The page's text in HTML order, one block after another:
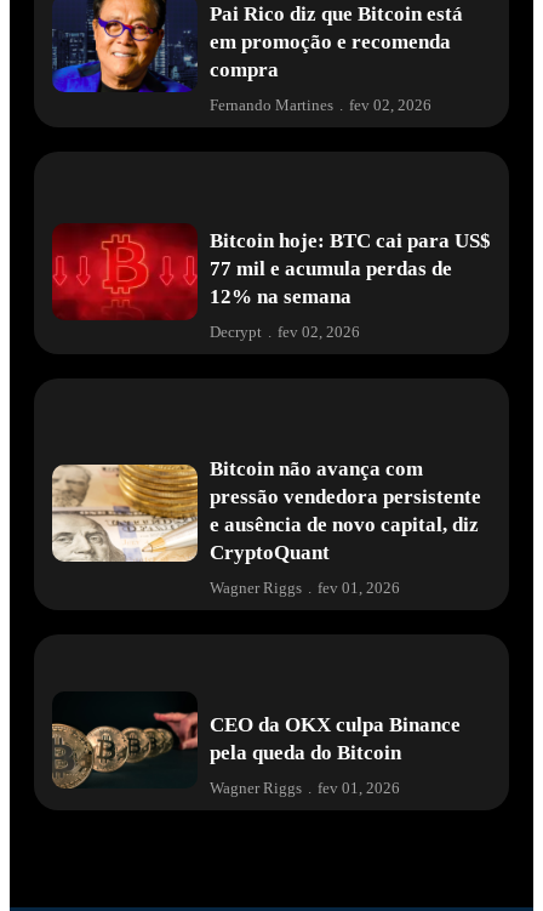
Pai Rico diz que Bitcoin está
em promoção e recomenda
compra
Fernando Martines fev 02, 2026
Bitcoin hoje: BTC cai para US$
77 mil e acumula perdas de
12% na semana
Decrypt . fev 02, 2026
Bitcoin não avança com
pressão vendedora persistente
e ausência de novo capital, diz
CryptoQuant
Wagner Riggs . fev 01, 2026
CEO da OKX culpa Binance
pela queda do Bitcoin
Wagner Riggs fev 01, 2026